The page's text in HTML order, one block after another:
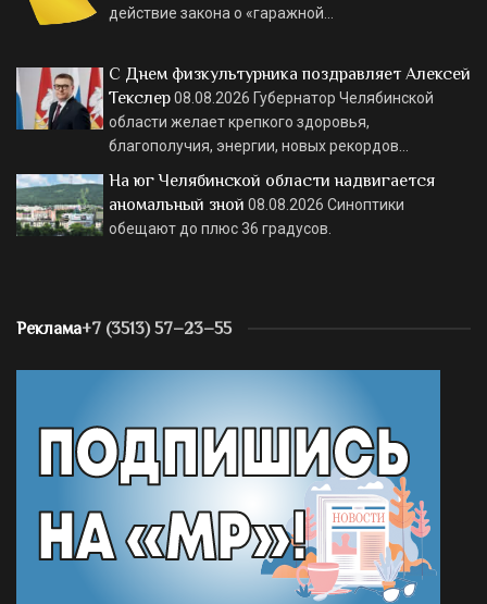
действие закона о «гаражной…
С Днем физкультурника поздравляет Алексей
Текслер08.08.2026 Губернатор Челябинской
области желает крепкого здоровья,
благополучия, энергии, новых рекордов…
На юг Челябинской области надвигается
аномальный зной 08.08.2026 Синоптики
обещают до плюс 36 градусов.
Реклама+7 (3513) 57–23–55